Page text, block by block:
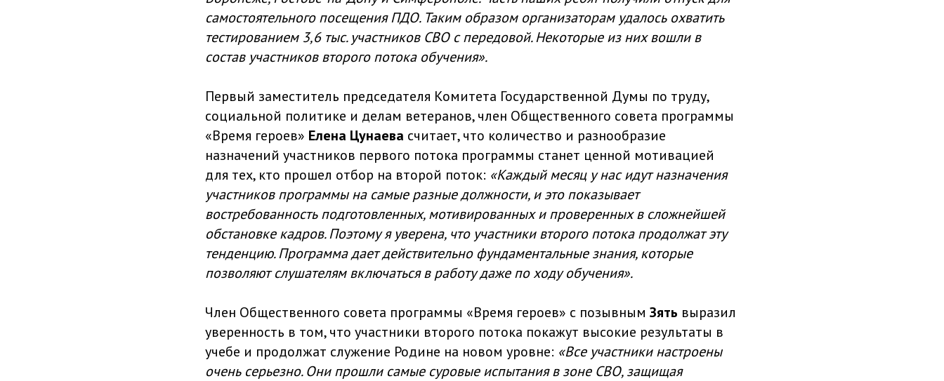
самостоятельного посещения ПДО. Таким образом организаторам удалось охватить
тестированием 3,6 тыс. участников СВО с передовой. Некоторые из них вошли в
состав участников второго потока обучения».
Первый заместитель председателя Комитета Государственной Думы по труду,
социальной политике и делам ветеранов, член Общественного совета программы
«Время героев» Елена Цунаева считает, что количество и разнообразие
назначений участников первого потока программы станет ценной мотивацией
для тех, кто прошел отбор на второй поток: «Каждый месяц у нас идут назначения
участников программы на самые разные должности, и это показывает
востребованность подготовленных, мотивированных и проверенных в сложнейшей
обстановке кадров. Поэтому я уверена, что участники второго потока продолжат эту
тенденцию. Программа дает действительно фундаментальные знания, которые
позволяют слушателям включаться в работу даже по ходу обучения».
Член Общественного совета программы «Время героев» с позывным Зять выразил
уверенность в том, что участники второго потока покажут высокие результаты в
учебе и продолжат служение Родине на новом уровне: «Все участники настроены
очень серьезно. Они прошли самые суровые испытания в зоне СВО, защищая